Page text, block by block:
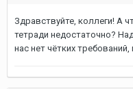
Здравствуйте, коллеги! А
тетради недостаточно?
нас нет чётких